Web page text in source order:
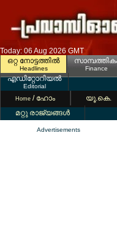
Today: 06 Aug 2026 GMT
ഒറ്റ നോട്ടത്തില്‍
Headlines Finance
എഡിറ്റോറിയല്‍
Editorial
Home / ഹോം യൂ.കെ.
മറ്റു രാജ്യങ്ങള്‍
Advertisements